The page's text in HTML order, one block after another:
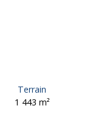
Terrain
1 443 m²